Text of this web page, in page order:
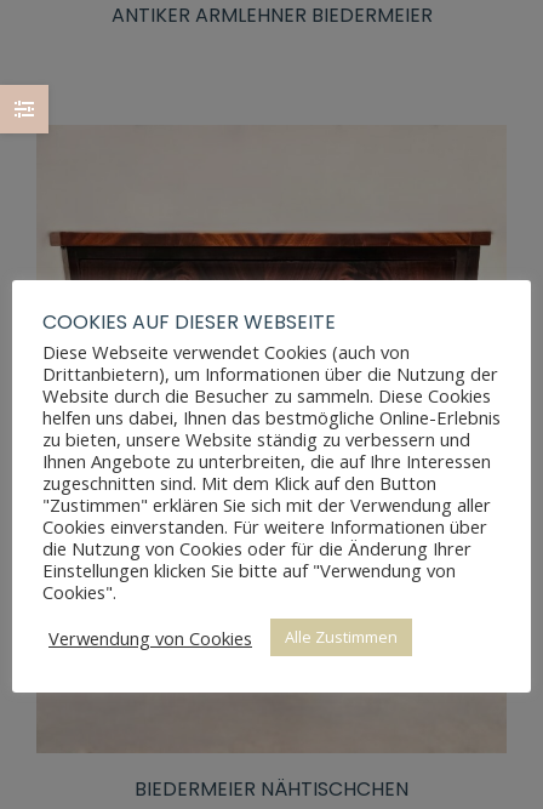
ANTIKER ARMLEHNER BIEDERMEIER
BIEDERMEIER NÄHTISCHCHEN
COOKIES AUF DIESER WEBSEITE
Diese Webseite verwendet Cookies (auch von
Drittanbietern), um Informationen über die Nutzung der
Website durch die Besucher zu sammeln. Diese Cookies
helfen uns dabei, Ihnen das bestmögliche Online-Erlebnis
zu bieten, unsere Website ständig zu verbessern und
Ihnen Angebote zu unterbreiten, die auf Ihre Interessen
zugeschnitten sind. Mit dem Klick auf den Button
"Zustimmen" erklären Sie sich mit der Verwendung aller
Cookies einverstanden. Für weitere Informationen über
die Nutzung von Cookies oder für die Änderung Ihrer
Einstellungen klicken Sie bitte auf "Verwendung von
Cookies".
Verwendung von Cookies
Alle Zustimmen